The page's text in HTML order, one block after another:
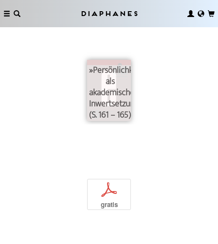
Diaphanes
»Persönlichkeitsanalyse«
als
akademische
Inwertsetzung
(S. 161 – 165)
p
gratis